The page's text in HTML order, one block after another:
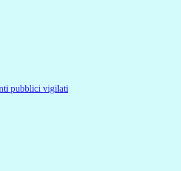
pubblici vigilati